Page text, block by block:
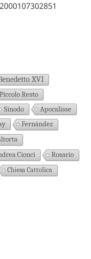
XVI
Piccolo Resto
Sinodo
Apocalisse
Fernández
Cionci
Rosario
Chiesa Cattolica